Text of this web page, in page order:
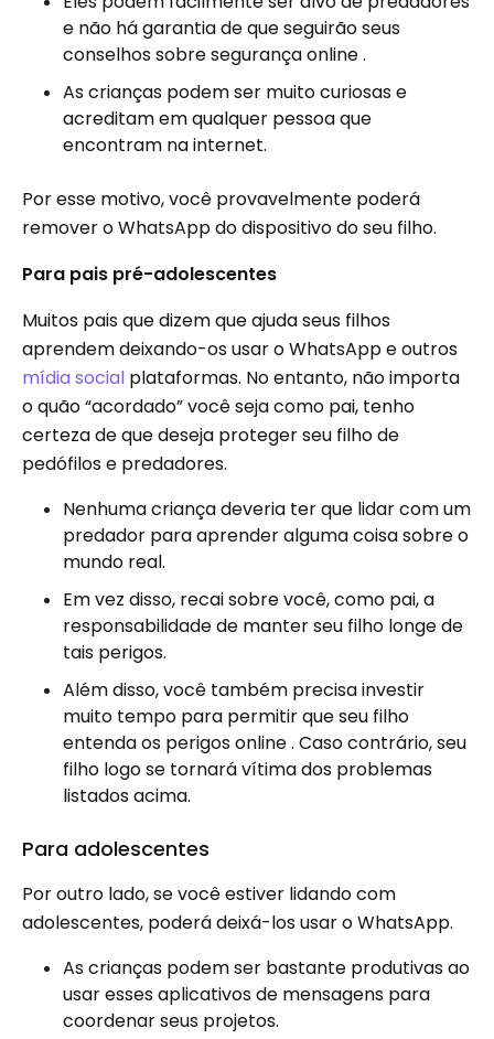
e não há garantia de que seguirão seus
conselhos sobre segurança online .
As crianças podem ser muito curiosas e
acreditam em qualquer pessoa que
encontram na internet.
Por esse motivo, você provavelmente poderá
remover o WhatsApp do dispositivo do seu filho.
Para pais pré-adolescentes
Muitos pais que dizem que ajuda seus filhos
aprendem deixando-os usar o WhatsApp e outros
mídia social plataformas. No entanto, não importa
o quão “acordado” você seja como pai, tenho
certeza de que deseja proteger seu filho de
pedófilos e predadores.
Nenhuma criança deveria ter que lidar com um
predador para aprender alguma coisa sobre o
mundo real.
Em vez disso, recai sobre você, como pai, a
responsabilidade de manter seu filho longe de
tais perigos.
Além disso, você também precisa investir
muito tempo para permitir que seu filho
entenda os perigos online . Caso contrário, seu
filho logo se tornará vítima dos problemas
listados acima.
Para adolescentes
Por outro lado, se você estiver lidando com
adolescentes, poderá deixá-los usar o WhatsApp.
As crianças podem ser bastante produtivas ao
usar esses aplicativos de mensagens para
coordenar seus projetos.